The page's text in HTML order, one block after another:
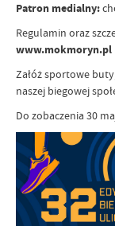
Patron medialny:
Regulamin oraz
www.mokmoryn.pl
Załóż sportowe
naszej biegowej
Do zobaczenia 30